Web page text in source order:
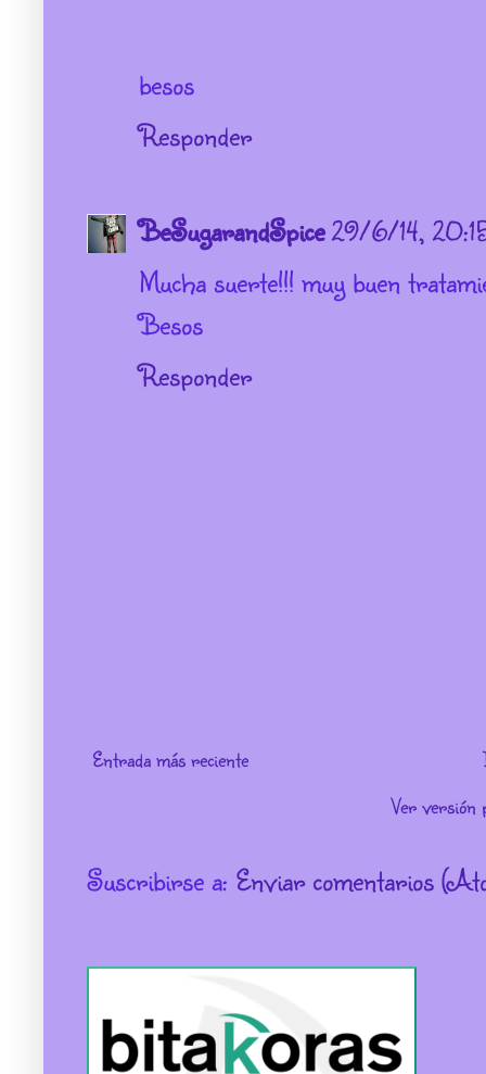
besos
Responder
BeSugarandSpice29/6/14,
Mucha suerte!!! muy buen
Besos
Responder
Entrada más reciente
Ver versión
Suscribirse a: Enviar comentarios